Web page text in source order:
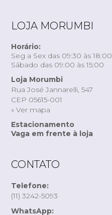
LOJA MORUMBI
Horário:
Seg a Sex das 09:30 às 18:00
Sábado das 09:00 às 15:00
Loja Morumbi
Rua José Jannarelli, 547
CEP 05615-001
» Ver mapa
Estacionamento
Vaga em frente à loja
CONTATO
Telefone:
(11) 3242-5093
WhatsApp: